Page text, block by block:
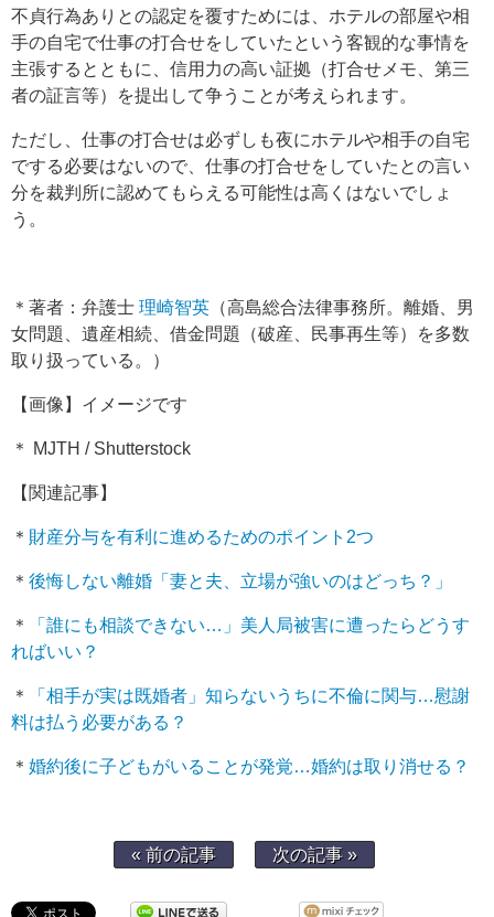
不貞行為ありとの認定を覆すためには、ホテルの部屋や相
手の自宅で仕事の打合せをしていたという客観的な事情を
主張するとともに、信用力の高い証拠（打合せメモ、第三
者の証言等）を提出して争うことが考えられます。
ただし、仕事の打合せは必ずしも夜にホテルや相手の自宅
でする必要はないので、仕事の打合せをしていたとの言い
分を裁判所に認めてもらえる可能性は高くはないでしょ
う。
＊著者：弁護士 理崎智英 （高島総合法律事務所。離婚、男
女問題、遺産相続、借金問題（破産、民事再生等）を多数
取り扱っている。）
【画像】イメージです
＊ MJTH / Shutterstock
【関連記事】
＊ 財産分与を有利に進めるためのポイント2つ
＊ 後悔しない離婚「妻と夫、立場が強いのはどっち？」
＊
「誰にも相談できない…」美人局被害に遭ったらどうす
ればいい？
＊
「相手が実は既婚者」知らないうちに不倫に関与…慰謝
料は払う必要がある？
＊ 婚約後に子どもがいることが発覚…婚約は取り消せる？
« 前の記事 次の記事 »